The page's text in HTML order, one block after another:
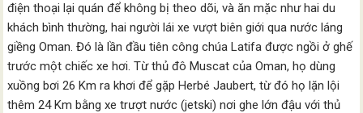
điện thoại lại quán để không bị theo dõi, và ăn mặc như hai du
khách bình thường, hai người lái xe vượt biên giới qua nước láng
giềng Oman. Đó là lần đầu tiên công chúa Latifa được ngồi ở ghế
trước một chiếc xe hơi. Từ thủ đô Muscat của Oman, họ dùng
xuồng bơi 26 Km ra khơi để gặp Herbé Jaubert, từ đó họ lặn lội
thêm 24 Km bằng xe trượt nước (jetski) nơi ghe lớn đậu với thủ